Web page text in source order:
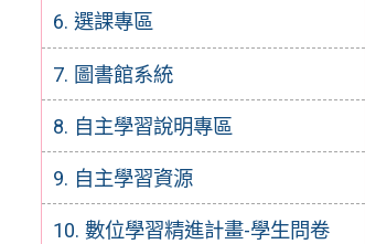
6. 選課專區
7. 圖書館系統
8. 自主學習說明專區
9. 自主學習資源
10. 數位學習精進計畫-學生問卷